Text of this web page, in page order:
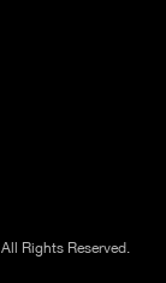
Rights Reserved.